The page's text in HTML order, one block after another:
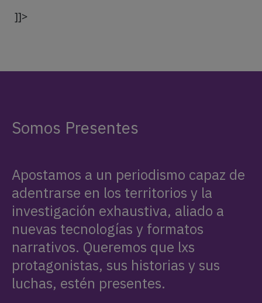
]]>
Somos Presentes
Apostamos a un periodismo capaz de
adentrarse en los territorios y la
investigación exhaustiva, aliado a
nuevas tecnologías y formatos
narrativos. Queremos que lxs
protagonistas, sus historias y sus
luchas, estén presentes.